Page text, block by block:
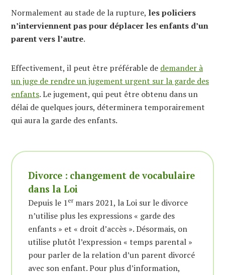
Normalement au stade de la rupture, les policiers
n’interviennent pas pour déplacer les enfants d’un
parent vers l’autre.
Effectivement, il peut être préférable de demander à
un juge de rendre un jugement urgent sur la garde des
enfants. Le jugement, qui peut être obtenu dans un
délai de quelques jours, déterminera temporairement
qui aura la garde des enfants.
Divorce : changement de vocabulaire
dans la Loi
Depuis le 1 ermars 2021, la Loi sur le divorce
n’utilise plus les expressions « garde des
enfants » et « droit d’accès ». Désormais, on
utilise plutôt l’expression « temps parental »
pour parler de la relation d’un parent divorcé
avec son enfant. Pour plus d’information,